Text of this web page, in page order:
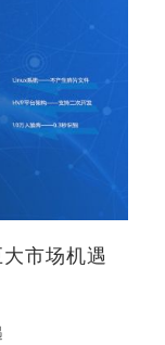
市场机遇